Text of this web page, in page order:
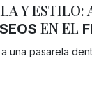
Y ESTILO:
EN EL
una pasarela